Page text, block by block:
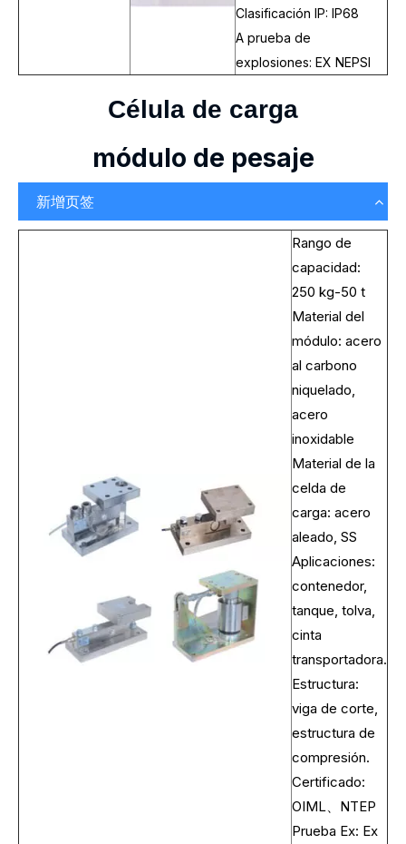
Clasificación IP: IP68
A prueba de
explosiones: EX NEPSI
Célula de carga
módulo de pesaje
新增页签
Rango de
capacidad:
250 kg-50 t
Material del
módulo: acero
al carbono
niquelado,
acero
inoxidable
Material de la
celda de
carga: acero
aleado, SS
Aplicaciones:
contenedor,
tanque, tolva,
cinta
transportadora.
Estructura:
viga de corte,
estructura de
compresión.
Certificado:
OIML、NTEP
Prueba Ex: Ex